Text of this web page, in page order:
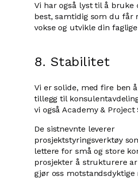
Vi har også lyst til å bruke
best, samtidig som du får
vokse og utvikle din
8. Stabilitet
Vi er solide, med fire ben
tillegg til
vi også Academy & Project
De sistnevnte leverer
prosjektstyringsverktøy
lettere for små og store
prosjekter å strukturere
gjør oss motstandsdyktige